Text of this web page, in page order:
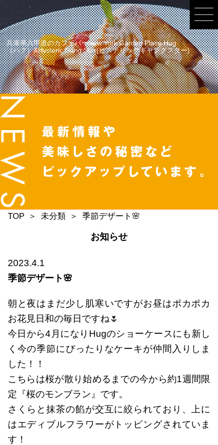
兵庫県六甲道のカフェバーNew York Garden Place Hug
（ハグ）&Hysteric Gang Star(ヒステリックギャングスター)
TOP 未分類 季節デザート🌸
お知らせ
2023.4.1
季節デザート🌸
朝と夜はまだ少し肌寒いですがお昼はポカポカ
お花見日和の毎日ですね🌷
今日から4月になりHugのショーケースにも新し
く今の季節にぴったりなケーキが仲間入りしま
した！！
こちらは桜が散り始めるまでの今から約1週間限
定『桜のモンブラン』です。
さくらと抹茶の餡が交互に絞られており、上に
はエディブルフラワーがトッピングされていま
す！